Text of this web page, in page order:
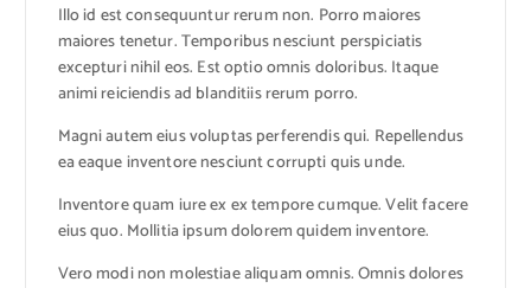
Illo id est consequuntur rerum non. Porro maiores
maiores tenetur. Temporibus nesciunt perspiciatis
excepturi nihil eos. Est optio omnis doloribus. Itaque
animi reiciendis ad blanditiis rerum porro.
Magni autem eius voluptas perferendis qui. Repellendus
ea eaque inventore nesciunt corrupti quis unde.
Inventore quam iure ex ex tempore cumque. Velit facere
eius quo. Mollitia ipsum dolorem quidem inventore.
Vero modi non molestiae aliquam omnis. Omnis dolores